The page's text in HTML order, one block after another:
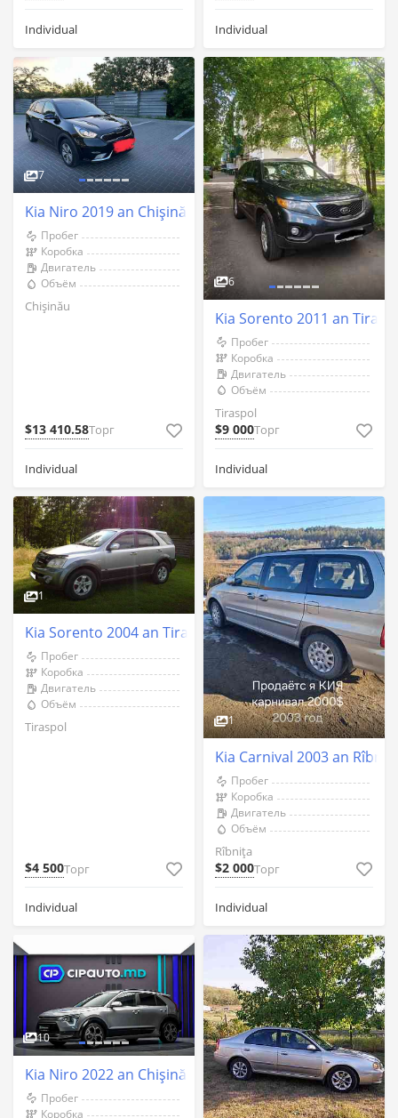
Individual Individual
7
Kia Niro 2019 an Chişinău
Пробег
Коробка
Двигатель
Объём
Chişinău
$13 410.58Торг
Individual
6
Kia Sorento 2011 an
Пробег
Коробка
Двигатель
Объём
Tiraspol
$9 000Торг
Individual
1
Kia Sorento 2004 an Tiraspol
Пробег
Коробка
Двигатель
Объём
Tiraspol
$4 500Торг
Individual
1
Kia Carnival 2003 an
Пробег
Коробка
Двигатель
Объём
Rîbnița
$2 000Торг
Individual
10
Kia Niro 2022 an Chişinău
Пробег
Коробка